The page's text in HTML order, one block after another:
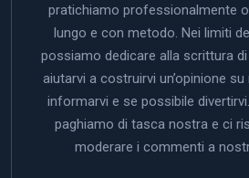
pratichiamo professionalmente
lungo e con metodo. Nei limiti
possiamo dedicare alla scrittura
aiutarvi a costruirvi un’opinione
informarvi e se possibile
paghiamo di tasca nostra e ci
moderare i commenti a